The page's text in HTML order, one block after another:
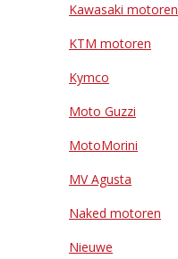
Kawasaki motoren
KTM motoren
Kymco
Moto Guzzi
MotoMorini
MV Agusta
Naked motoren
Nieuwe